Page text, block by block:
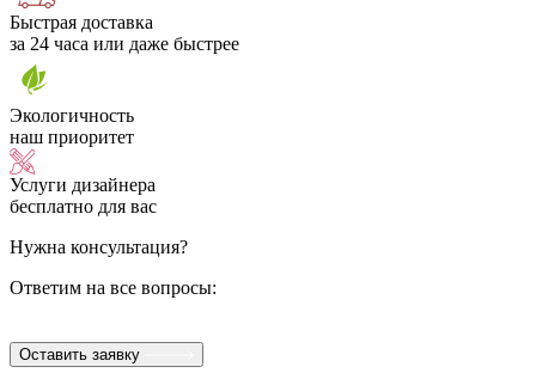
Быстрая доставка
за 24 часа или даже быстрее
Экологичность
наш приоритет
Услуги дизайнера
бесплатно для вас
Нужна консультация?
Ответим на все вопросы:
Оставить заявку